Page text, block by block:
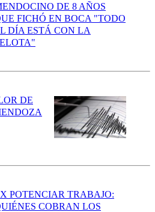
DE 8 AÑOS
FICHÓ EN BOCA "TODO
DÍA ESTÁ CON LA
DE
POTENCIAR TRABAJO:
COBRAN LOS